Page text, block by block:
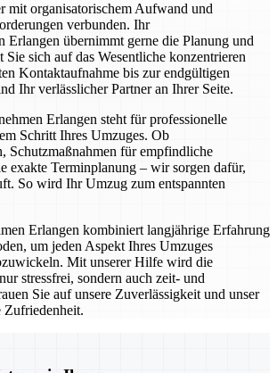
mit organisatorischem Aufwand und
verbunden. Ihr
Erlangen übernimmt gerne die Planung und
sich auf das Wesentliche konzentrieren
Kontaktaufnahme bis zur endgültigen
Ihr verlässlicher Partner an Ihrer Seite.
Erlangen steht für professionelle
Schritt Ihres Umzuges. Ob
Schutzmaßnahmen für empfindliche
exakte Terminplanung – wir sorgen dafür,
So wird Ihr Umzug zum entspannten
Erlangen kombiniert langjährige Erfahrung
um jeden Aspekt Ihres Umzuges
Mit unserer Hilfe wird die
stressfrei, sondern auch zeit- und
Sie auf unsere Zuverlässigkeit und unser
Zufriedenheit.